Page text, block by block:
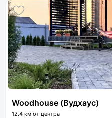
Woodhouse (Вудхаус)
12.4 км от центра